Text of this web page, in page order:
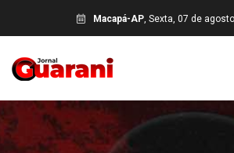
Macapá-AP, Sexta, 07 de